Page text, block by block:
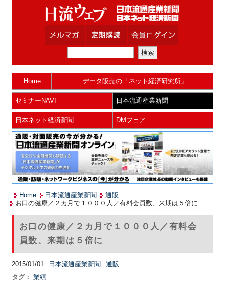
Home データ販売の「ネット経済研究所」
セミナーNAVI 日本流通産業新聞
日本ネット経済新聞 DMフェア
Home 日本流通産業新聞
通販
お口の健康／２カ月で１０００人／有料会員数、来期は５倍に
お口の健康／２カ月で１０００人／有料会
員数、来期は５倍に
2015/01/01 日本流通産業新聞
通販
タグ： 業績